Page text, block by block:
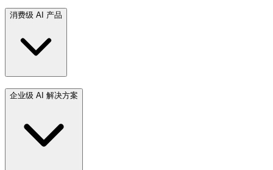
消费级 AI 产品
企业级 AI 解决方案